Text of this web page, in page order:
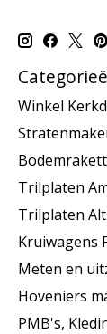
Winkel
Trilplaten
Trilplaten
Kruiwagens
Meten en
Hoveniers
PMB's,